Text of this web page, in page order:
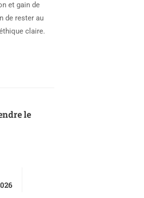
et gain de
de rester au
claire.
le